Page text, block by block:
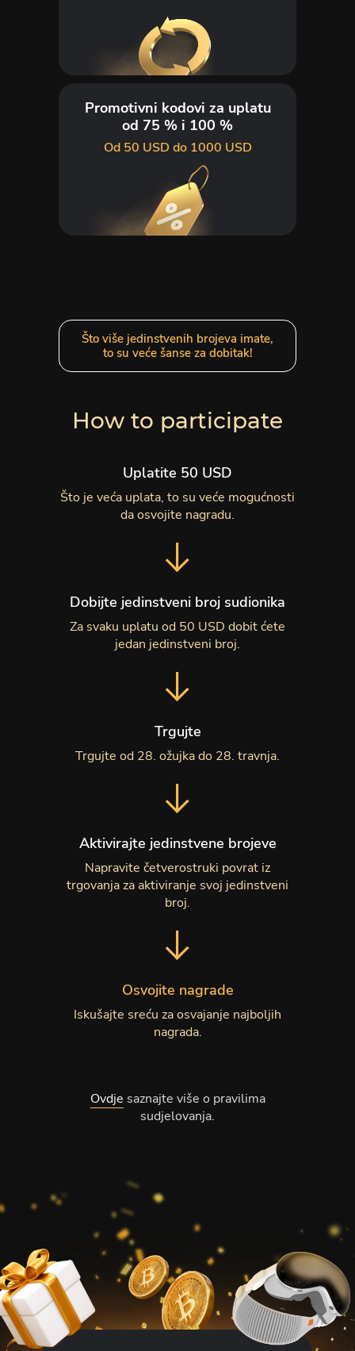
Promotivni kodovi za uplatu
od 75 % i 100 %
Od 50 USD do 1000 USD
Što više jedinstvenih brojeva imate,
to su veće šanse za dobitak!
How to participate
Uplatite 50 USD
Što je veća uplata, to su veće mogućnosti
da osvojite nagradu.
Dobijte jedinstveni broj sudionika
Za svaku uplatu od 50 USD dobit ćete
jedan jedinstveni broj.
Trgujte
Trgujte od 28. ožujka do 28. travnja.
Aktivirajte jedinstvene brojeve
Napravite četverostruki povrat iz
trgovanja za aktiviranje svoj jedinstveni
broj.
Osvojite nagrade
Iskušajte sreću za osvajanje najboljih
nagrada.
Ovdje saznajte više o pravilima
sudjelovanja.